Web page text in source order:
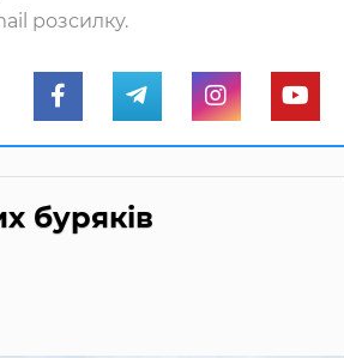
розсилку.
буряків